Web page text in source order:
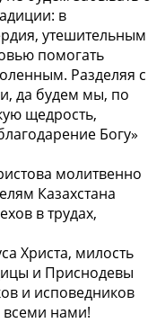
в
утешительным
помогать
Разделяя с
да будем мы, по
щедрость,
Богу»
молитвенно
Казахстана
в трудах,
Христа, милость
и Приснодевы
и исповедников
всеми нами!